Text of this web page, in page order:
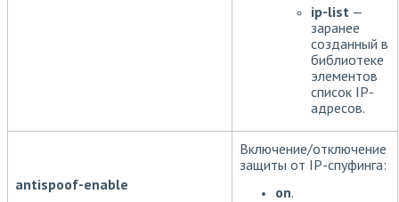
ip-list —
заранее
созданный в
библиотеке
элементов
список IP-
адресов.
antispoof-enable
Включение/отключение
защиты от IP-спуфинга:
on.